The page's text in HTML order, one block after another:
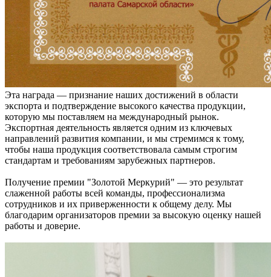
Эта награда — признание наших достижений в области
экспорта и подтверждение высокого качества продукции,
которую мы поставляем на международный рынок.
Экспортная деятельность является одним из ключевых
направлений развития компании, и мы стремимся к тому,
чтобы наша продукция соответствовала самым строгим
стандартам и требованиям зарубежных партнеров.
Получение премии "Золотой Меркурий" — это результат
слаженной работы всей команды, профессионализма
сотрудников и их приверженности к общему делу. Мы
благодарим организаторов премии за высокую оценку нашей
работы и доверие.